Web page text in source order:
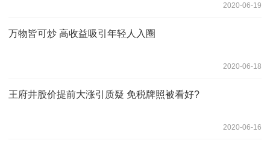
2020-06-19
万物皆可炒 高收益吸引年轻人入圈
2020-06-18
王府井股价提前大涨引质疑 免税牌照被看好?
2020-06-16